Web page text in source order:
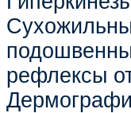
рефлексы